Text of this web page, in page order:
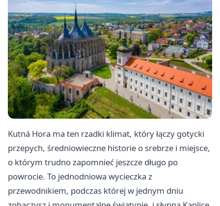
Kutná Hora ma ten rzadki klimat, który łączy gotycki
przepych, średniowieczne historie o srebrze i miejsce,
o którym trudno zapomnieć jeszcze długo po
powrocie. To jednodniowa wycieczka z
przewodnikiem, podczas której w jednym dniu